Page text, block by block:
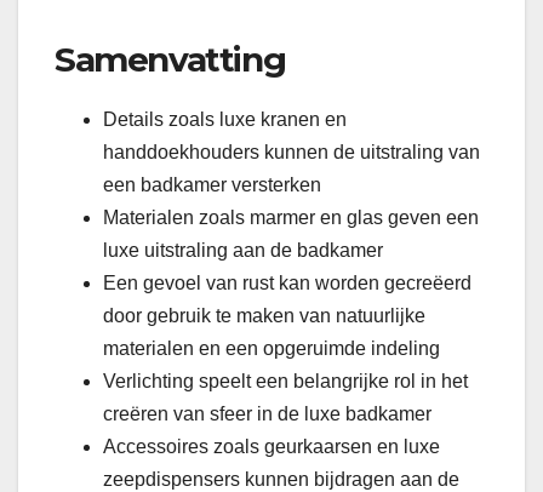
Samenvatting
Details zoals luxe kranen en
handdoekhouders kunnen de uitstraling van
een badkamer versterken
Materialen zoals marmer en glas geven een
luxe uitstraling aan de badkamer
Een gevoel van rust kan worden gecreëerd
door gebruik te maken van natuurlijke
materialen en een opgeruimde indeling
Verlichting speelt een belangrijke rol in het
creëren van sfeer in de luxe badkamer
Accessoires zoals geurkaarsen en luxe
zeepdispensers kunnen bijdragen aan de